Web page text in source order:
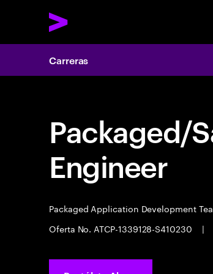
Carreras
Packaged/
Engineer
Packaged Application Development
Oferta No. ATCP-1339128-S410230
|